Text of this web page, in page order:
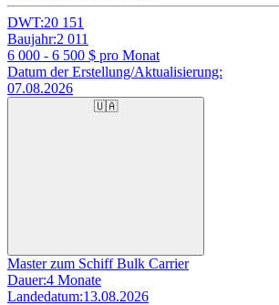
DWT:20 151
Baujahr:2 011
6 000 - 6 500 $ pro Monat
Datum der Erstellung/Aktualisierung:
07.08.2026
🇺🇦
Master zum Schiff Bulk Carrier
Dauer:4 Monate
Landedatum:13.08.2026